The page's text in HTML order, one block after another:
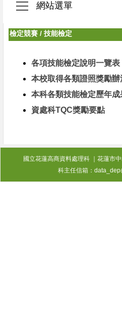
網站選單
檢定競賽 / 技能檢定
各項技能檢定說明一覽表
本校取得各類證照獎勵辦
本科各類技能檢定歷年成
資處科TQC獎勵要點
國立花蓮高商資料處理科 ｜花蓮市
科主任信箱：